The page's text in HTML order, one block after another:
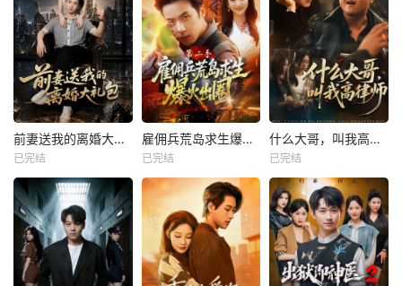
前妻送我的离婚大礼包
已完结
雇佣兵荒岛求生爆火出圈第二季
已完结
什么大哥，叫我高律师
已完结